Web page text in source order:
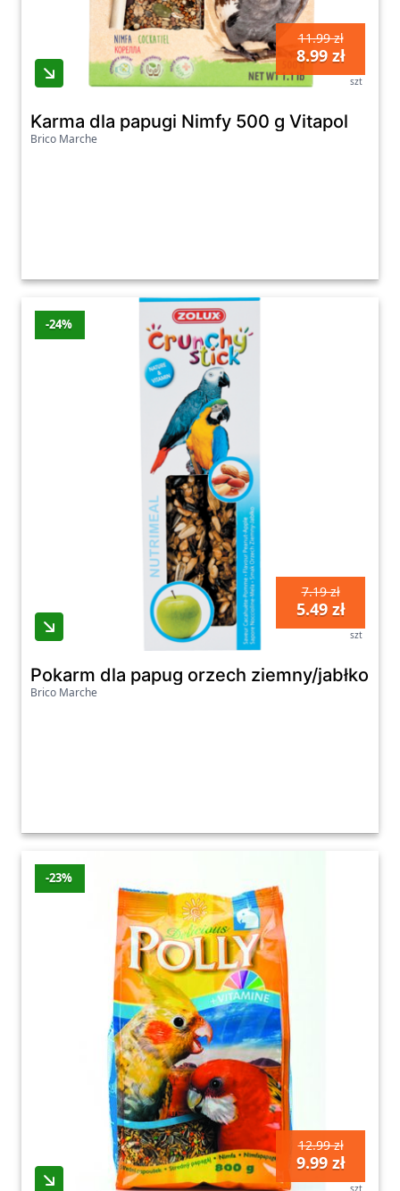
11.99 zł
8.99 zł
szt
Karma dla papugi Nimfy 500 g Vitapol
Brico Marche
-24%
7.19 zł
5.49 zł
szt
Pokarm dla papug orzech ziemny/jabłko
Brico Marche
-23%
12.99 zł
9.99 zł